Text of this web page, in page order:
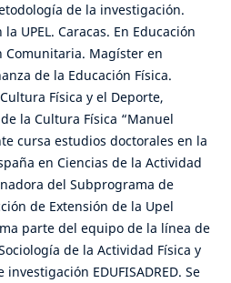
de la investigación.
UPEL. Caracas. En Educación
Comunitaria. Magíster en
de la Educación Física.
Física y el Deporte,
la Cultura Física “Manuel
cursa estudios doctorales en la
en Ciencias de la Actividad
del Subprograma de
de Extensión de la Upel
parte del equipo de la línea de
de la Actividad Física y
EDUFISADRED. Se